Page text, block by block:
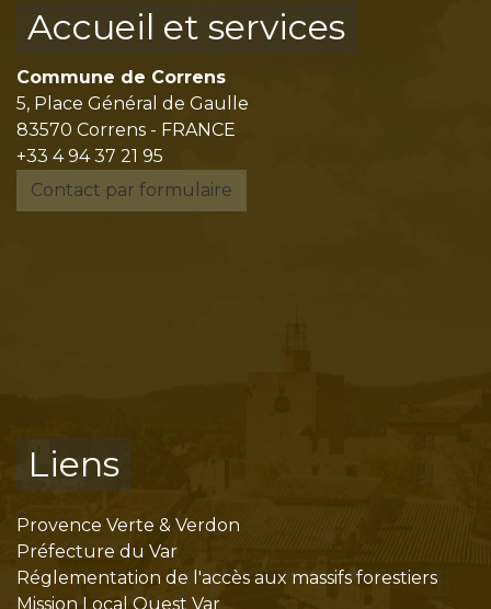
Accueil et services
Commune de Correns
5, Place Général de Gaulle
83570 Correns - FRANCE
+33 4 94 37 21 95
Contact par formulaire
Liens
Provence Verte & Verdon
Préfecture du Var
Réglementation de l'accès aux massifs forestiers
Mission Local Ouest Var